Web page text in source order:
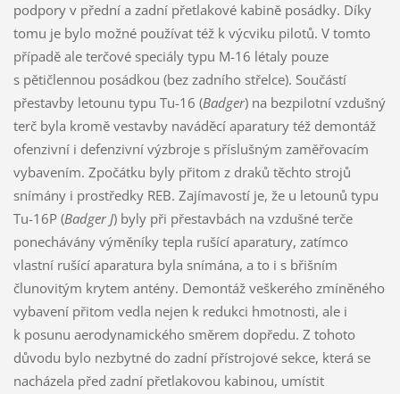
podpory v přední a zadní přetlakové kabině posádky. Díky
tomu je bylo možné používat též k výcviku pilotů. V tomto
případě ale terčové speciály typu M-16 létaly pouze
s pětičlennou posádkou (bez zadního střelce). Součástí
přestavby letounu typu Tu-16 (Badger) na bezpilotní vzdušný
terč byla kromě vestavby naváděcí aparatury též demontáž
ofenzivní i defenzivní výzbroje s příslušným zaměřovacím
vybavením. Zpočátku byly přitom z draků těchto strojů
snímány i prostředky REB. Zajímavostí je, že u letounů typu
Tu-16P (Badger J) byly při přestavbách na vzdušné terče
ponechávány výměníky tepla rušící aparatury, zatímco
vlastní rušící aparatura byla snímána, a to i s břišním
člunovitým krytem antény. Demontáž veškerého zmíněného
vybavení přitom vedla nejen k redukci hmotnosti, ale i
k posunu aerodynamického směrem dopředu. Z tohoto
důvodu bylo nezbytné do zadní přístrojové sekce, která se
nacházela před zadní přetlakovou kabinou, umístit